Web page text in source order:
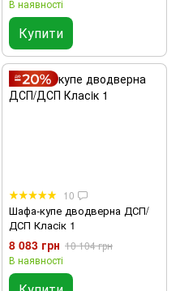
В наявності
Купити
10
Шафа-купе дводверна ДСП/
ДСП Класiк 1
8 083 грн 10 104 грн
В наявності